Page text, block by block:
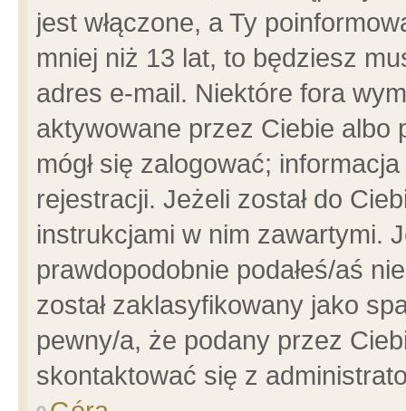
jest włączone, a Ty
mniej niż 13 lat, to będziesz
adres e-mail. Niektóre fora
aktywowane przez Ciebie albo
mógł się zalogować;
rejestracji. Jeżeli został do
instrukcjami w nim zawartymi.
prawdopodobnie podałeś/aś
został zaklasyfikowany jako
pewny/a, że podany przez
skontaktować się z